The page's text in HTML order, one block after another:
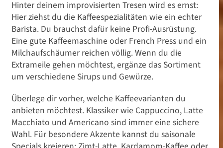
Hinter deinem improvisierten Tresen wird es ernst:
Hier ziehst du die Kaffeespezialitäten wie ein echter
Barista. Du brauchst dafür keine Profi-Ausrüstung.
Eine gute Kaffeemaschine oder French Press und ein
Milchaufschäumer reichen völlig. Wenn du die
Extrameile gehen möchtest, ergänze das Sortiment
um verschiedene Sirups und Gewürze.
Überlege dir vorher, welche Kaffeevarianten du
anbieten möchtest. Klassiker wie Cappuccino, Latte
Macchiato und Americano sind immer eine sichere
Wahl. Für besondere Akzente kannst du saisonale